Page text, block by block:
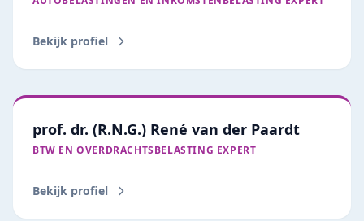
Bekijk profiel
prof. dr. (R.N.G.) René van der Paardt
BTW EN OVERDRACHTSBELASTING EXPERT
Bekijk profiel